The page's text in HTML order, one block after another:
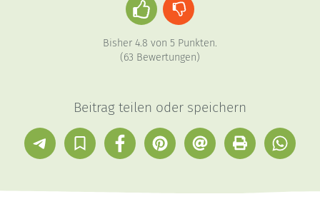
Daumen
hoch
Daumen
runter
Bisher 4.8 von 5 Punkten.
(63 Bewertungen)
Beitrag teilen oder speichern
TelegramIn
Sammlung
FacebookPinterestE-
Mail
Drucken